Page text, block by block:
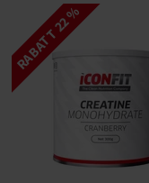
RABATT 22 %